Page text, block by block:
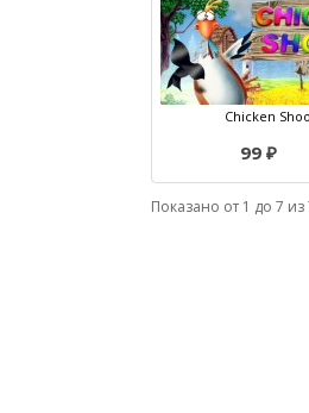
Chicken
99 ₽
Показано от 1 до 7 из